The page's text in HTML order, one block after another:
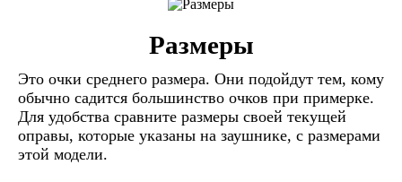
Размеры
Это очки среднего размера. Они подойдут тем, кому
обычно садится большинство очков при примерке.
Для удобства сравните размеры своей текущей
оправы, которые указаны на заушнике, с размерами
этой модели.